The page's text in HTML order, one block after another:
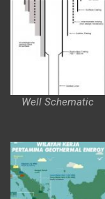
Well Schematic